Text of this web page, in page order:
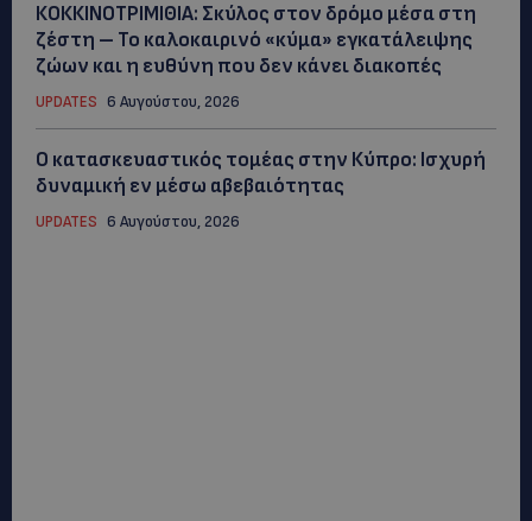
ΚΟΚΚΙΝΟΤΡΙΜΙΘΙΑ: Σκύλος στον δρόμο μέσα στη
ζέστη – Το καλοκαιρινό «κύμα» εγκατάλειψης
ζώων και η ευθύνη που δεν κάνει διακοπές
UPDATES 6 Αυγούστου, 2026
Ο κατασκευαστικός τομέας στην Κύπρο: Ισχυρή
δυναμική εν μέσω αβεβαιότητας
UPDATES 6 Αυγούστου, 2026